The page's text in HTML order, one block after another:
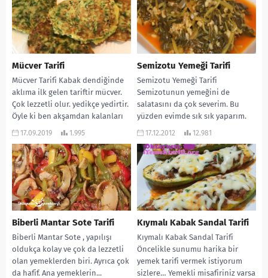
Mücver Tarifi
Mücver Tarifi Kabak dendiğinde
aklıma ilk gelen tariftir mücver.
Çok lezzetli olur. yedikçe yedirtir.
Öyle ki ben akşamdan kalanları
sabah...
17.09.2019 1.995
Semizotu Yemeği Tarifi
Semizotu Yemeği Tarifi
Semizotunun yemeğini de
salatasını da çok severim. Bu
yüzden evimde sık sık yaparım.
Hem besleyici oluyor. Hem...
17.12.2012 12.981
Biberli Mantar Sote Tarifi
Biberli Mantar Sote , yapılışı
oldukça kolay ve çok da lezzetli
olan yemeklerden biri. Ayrıca çok
da hafif. Ana yemeklerin...
Kıymalı Kabak Sandal Tarifi
Kıymalı Kabak Sandal Tarifi
Öncelikle sunumu harika bir
yemek tarifi vermek istiyorum
sizlere… Yemekli misafiriniz varsa